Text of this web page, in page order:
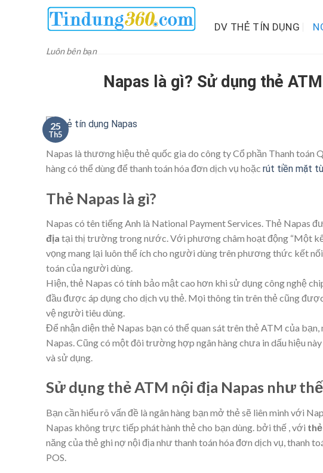
Luôn bên bạn
DV THẺ TÍN DỤNG
Napas là gì? Sử dụng thẻ
25
Th5
Napas là thương hiệu thẻ quốc gia do công ty Cổ phần Thanh toán
hàng có thể dùng để thanh toán hóa đơn dịch vụ hoặc rút tiền mặt
Thẻ Napas là gì?
Napas có tên tiếng Anh là National Payment Services. Thẻ Napas
địa tại thị trường trong nước. Với phương châm hoạt động “Một
vọng mang lại luôn thể ích cho người dùng trên phương thức kết
toán của người dùng.
Hiện, thẻ Napas có tính bảo mật cao hơn khi sử dụng công nghệ
đầu được áp dụngcho dịch vụ thẻ. Mọi thông tin trên thẻ cũng
vệ người tiêu dùng.
Để nhận diện thẻ Napas bạn có thể quan sát trên thẻ ATM của
Napas. Cũng có một đôi trường hợp ngân hàngchưa in dấu hiệu
và sử dụng.
Sử dụng thẻ ATM nội địa Napas như
Bạn cần hiểu rõ vấn đề là ngân hàng bạn mở thẻ sẽ liên minh với
Napas không trực tiếp phát hành thẻ cho bạn dùng. bởi thế , với
năng của thẻ ghi nợ nội địa nhưthanh toán hóa đơn dịch vụ,thanh
POS.